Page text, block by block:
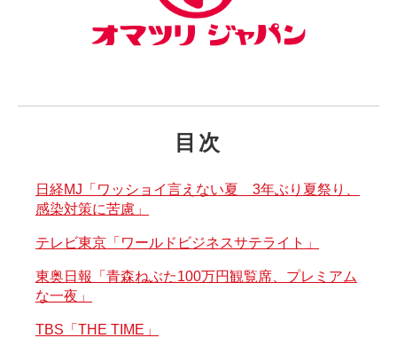
目次
日経MJ「ワッショイ言えない夏 3年ぶり夏祭り、
感染対策に苦慮」
テレビ東京「ワールドビジネスサテライト」
東奥日報「青森ねぶた100万円観覧席、プレミアム
な一夜」
TBS「THE TIME」